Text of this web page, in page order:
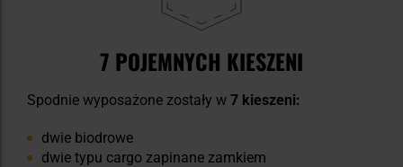
7 POJEMNYCH KIESZENI
Spodnie wyposażone zostały w 7 kieszeni:
dwie biodrowe
dwie typu cargo zapinane zamkiem